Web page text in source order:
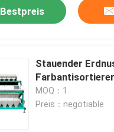
Bestpreis
Stauender
Farbantisortierer
MOQ：1
Preis：negotiable